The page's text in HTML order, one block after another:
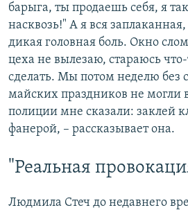
барыга, ты продаешь себя, я
насквозь!" А я вся
дикая головная боль. Окно
цеха не вылезаю, стараюсь
сделать. Мы потом неделю без
майских праздников не могли
полиции мне сказали: заклей
фанерой, – рассказывает она.
"Реальная
Людмила Стеч до недавнего